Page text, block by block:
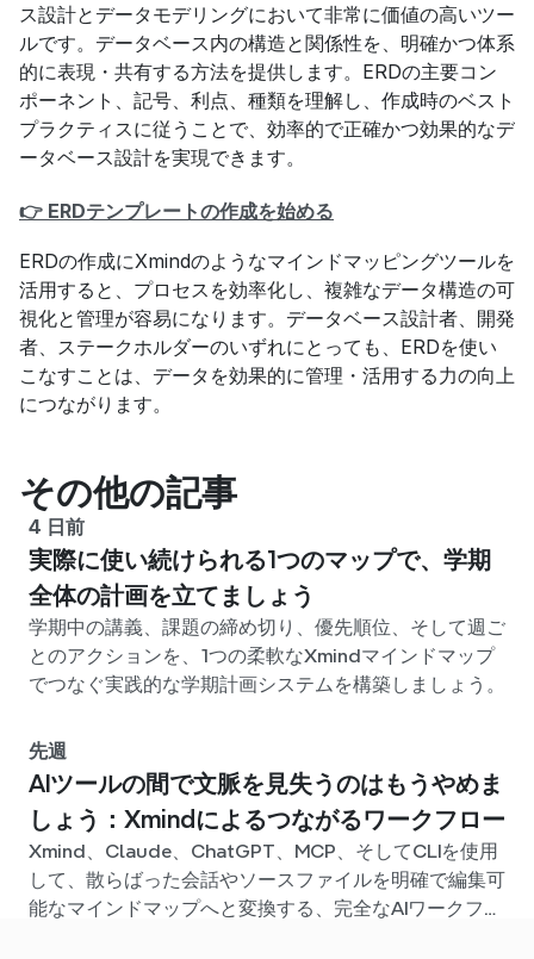
ス設計とデータモデリングにおいて非常に価値の高いツー
ルです。データベース内の構造と関係性を、明確かつ体系
的に表現・共有する方法を提供します。ERDの主要コン
ポーネント、記号、利点、種類を理解し、作成時のベスト
プラクティスに従うことで、効率的で正確かつ効果的なデ
ータベース設計を実現できます。
👉 ERDテンプレートの作成を始める
ERDの作成にXmindのようなマインドマッピングツールを
活用すると、プロセスを効率化し、複雑なデータ構造の可
視化と管理が容易になります。データベース設計者、開発
者、ステークホルダーのいずれにとっても、ERDを使い
こなすことは、データを効果的に管理・活用する力の向上
につながります。
その他の記事
4 日前
実際に使い続けられる1つのマップで、学期
全体の計画を立てましょう
学期中の講義、課題の締め切り、優先順位、そして週ご
とのアクションを、1つの柔軟なXmindマインドマップ
でつなぐ実践的な学期計画システムを構築しましょう。
先週
AIツールの間で文脈を見失うのはもうやめま
しょう：Xmindによるつながるワークフロー
Xmind、Claude、ChatGPT、MCP、そしてCLIを使用
して、散らばった会話やソースファイルを明確で編集可
能なマインドマップへと変換する、完全なAIワークフロ